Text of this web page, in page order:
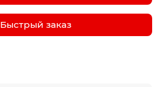
Быстрый заказ